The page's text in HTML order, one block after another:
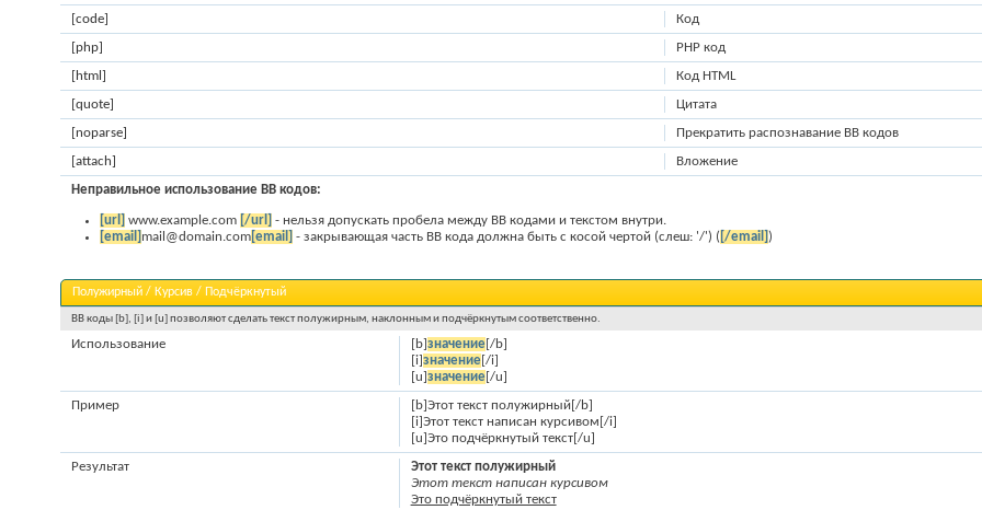
Код
[code]
PHP код
[php]
Код HTML
[html]
Цитата
[quote]
Прекратить распознавание BB кодов
[noparse]
Вложение
[attach]
Неправильное использование BB кодов:
[url] www.example.com [/url] - нельзя допускать пробела между BB кодами и текстом внутри.
[email] mail@domain.com[email] - закрывающая часть BB кода должна быть с косой чертой (слеш: '/') ( [/email])
Полужирный / Курсив / Подчёркнутый
BB коды [b], [i] и [u] позволяют сделать текст полужирным, наклонным и подчёркнутым соответственно.
[b]значение[/b]
[i]значение[/i]
[u]значение[/u]
Использование
[b]Этот текст полужирный[/b]
[i]Этот текст написан курсивом[/i]
[u]Это подчёркнутый текст[/u]
Пример
Этот текст полужирный
Этот текст написан курсивом
Это подчёркнутый текст
Результат